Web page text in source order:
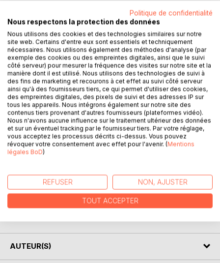
DESCRIPTION
La pierre de Srha
ROMAN
Syrah est bien de retour.
Dans cette nouvelle aventure, je vais rencontrer Elysion, le
Maitre des Ombres et le Gardien de la Porte.
Le Paradis des Enfers, c'est là où vont les âmes suicidées
des réincarnations de Xina, et c'est là que Xina elle-même
faire connaissance avec elles.
Mais Elysion ne me laissera pas passer, il est en colère
contre Syrah, je dois découvrir ce que ça cache.
AUTEUR(S)
Politique de confidentialité
Nous respectons la protection des données
Nous utilisons des cookies et des technologies similaires sur notre
site web. Certains d'entre eux sont essentiels et techniquement
nécessaires. Nous utilisons également des méthodes d'analyse (par
exemple des cookies ou des empreintes digitales, ainsi que le suivi
côté serveur) pour mesurer la fréquence des visites sur notre site et la
manière dont il est utilisé. Nous utilisons des technologies de suivi à
des fins de marketing et recourons à cet effet au suivi côté serveur
ainsi qu'à des fournisseurs tiers, ce qui permet d'utiliser des cookies,
des empreintes digitales, des pixels de suivi et des adresses IP sur
tous les appareils. Nous intégrons également sur notre site des
contenus tiers provenant d'autres fournisseurs (plateformes vidéo).
Nous n'avons aucune influence sur le traitement ultérieur des données
et sur un éventuel tracking par le fournisseur tiers. Par votre réglage,
vous acceptez les processus décrits ci-dessus. Vous pouvez
révoquer votre consentement avec effet pour l'avenir. (Mentions
légales BoD)
REFUSER NON, AJUSTER
TOUT ACCEPTER